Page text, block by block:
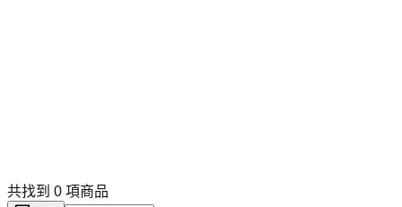
共找到 0 項商品